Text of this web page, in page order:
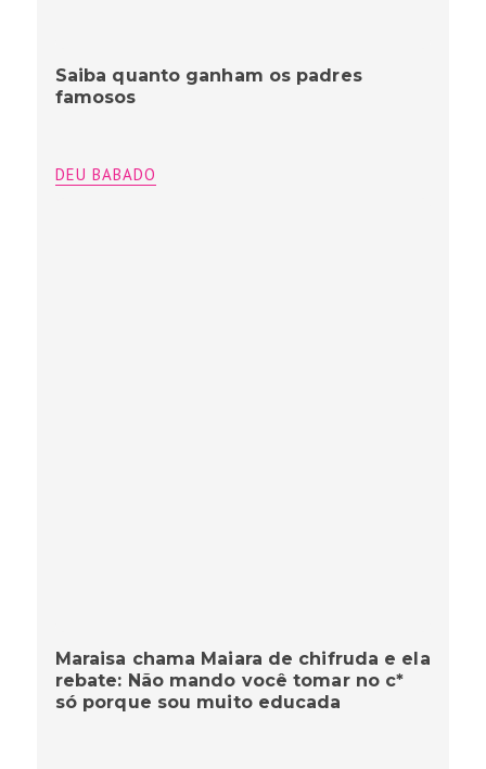
Saiba quanto ganham os padres
famosos
DEU BABADO
Maraisa chama Maiara de chifruda e ela
rebate: Não mando você tomar no c*
só porque sou muito educada